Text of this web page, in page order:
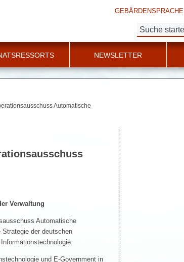
GEBÄRDENSPRACHE
Suche:
NEWSLETTER
Automatische
Verwaltung
Automatische
Strategie der deutschen
und E-Government in